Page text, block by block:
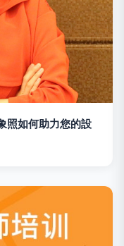
照如何助力您的設